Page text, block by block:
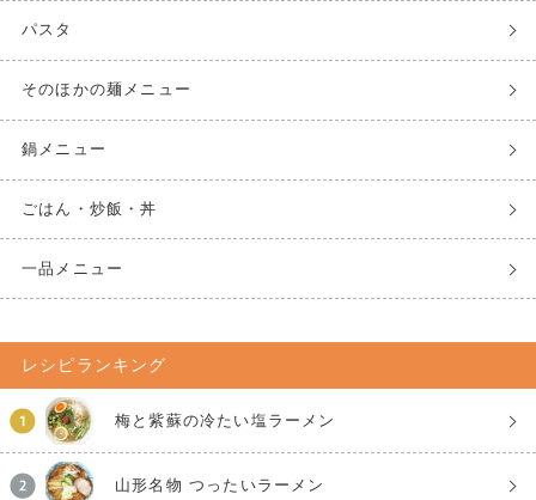
パスタ
そのほかの麺メニュー
鍋メニュー
ごはん・炒飯・丼
一品メニュー
レシピランキング
梅と紫蘇の冷たい塩ラーメン
山形名物 つったいラーメン